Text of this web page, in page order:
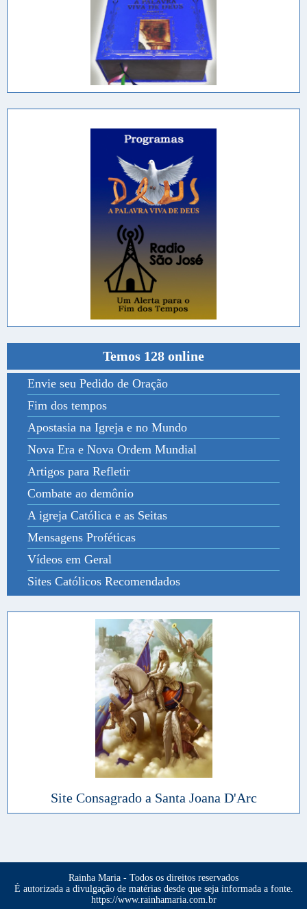
Temos 128 online
Envie seu Pedido de Oração
Fim dos tempos
Apostasia na Igreja e no Mundo
Nova Era e Nova Ordem Mundial
Artigos para Refletir
Combate ao demônio
A igreja Católica e as Seitas
Mensagens Proféticas
Vídeos em Geral
Sites Católicos Recomendados
Site Consagrado a Santa Joana D'Arc
Rainha Maria - Todos os direitos reservados
É autorizada a divulgação de matérias desde que seja informada a fonte.
https://www.rainhamaria.com.br